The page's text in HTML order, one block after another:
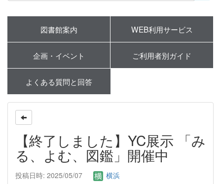
図書館案内 WEB利用サービス
企画・イベント ご利用者別ガイド
よくある質問と回答
【終了しました】YC展示 「み
る、よむ、図鑑」開催中
投稿日時: 2025/05/07
横浜